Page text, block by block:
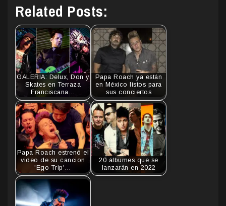
Related Posts:
GALERIA: Delux, Don y
Skates en Terraza
Franciscana…
Papa Roach ya están
en México listos para
sus conciertos
Papa Roach estrenó el
video de su cancion
'Ego Trip'…
20 álbumes que se
lanzarán en 2022